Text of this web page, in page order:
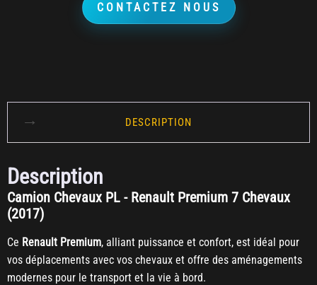
CONTACTEZ NOUS
DESCRIPTION
Description
Camion Chevaux PL - Renault Premium 7 Chevaux
(2017)
Ce Renault Premium, alliant puissance et confort, est idéal pour
vos déplacements avec vos chevaux et offre des aménagements
modernes pour le transport et la vie à bord.